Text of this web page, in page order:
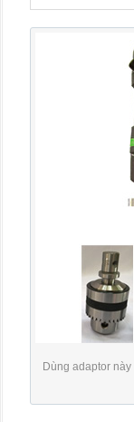
Dùng adaptor